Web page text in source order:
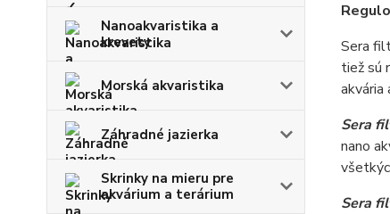
Nanoakvaristika a
krevety
Morská akvaristika
Záhradné jazierka
Skrinky na mieru pre
akvárium a terárium
Sera
tiež sú
akvária
Sera
nano
Sera